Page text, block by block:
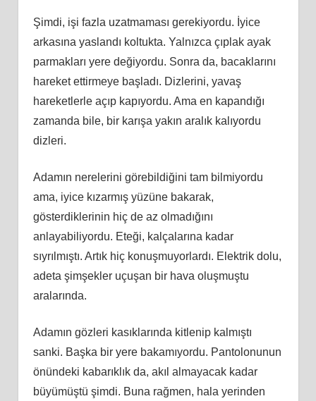
Şimdi, işi fazla uzatmaması gerekiyordu. İyice
arkasına yaslandı koltukta. Yalnızca çıplak ayak
parmakları yere değiyordu. Sonra da, bacaklarını
hareket ettirmeye başladı. Dizlerini, yavaş
hareketlerle açıp kapıyordu. Ama en kapandığı
zamanda bile, bir karışa yakın aralık kalıyordu
dizleri.
Adamın nerelerini görebildiğini tam bilmiyordu
ama, iyice kızarmış yüzüne bakarak,
gösterdiklerinin hiç de az olmadığını
anlayabiliyordu. Eteği, kalçalarına kadar
sıyrılmıştı. Artık hiç konuşmuyorlardı. Elektrik dolu,
adeta şimşekler uçuşan bir hava oluşmuştu
aralarında.
Adamın gözleri kasıklarında kitlenip kalmıştı
sanki. Başka bir yere bakamıyordu. Pantolonunun
önündeki kabarıklık da, akıl almayacak kadar
büyümüştü şimdi. Buna rağmen, hala yerinden